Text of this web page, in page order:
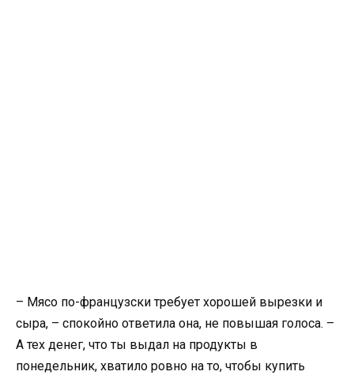
– Мясо по-французски требует хорошей вырезки и
сыра, – спокойно ответила она, не повышая голоса. –
А тех денег, что ты выдал на продукты в
понедельник, хватило ровно на то, чтобы купить